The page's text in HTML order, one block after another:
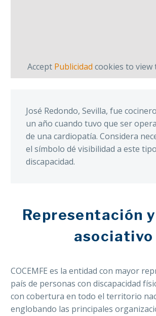
Accept Publicidad cookies to view
José Redondo, Sevilla, fue
un año cuando tuvo que ser
de una cardiopatía. Considera
el símbolo dé visibilidad a este
discapacidad.
Representación
asociativo
COCEMFE es la entidad con mayor
país de personas con discapacidad
con cobertura en todo el territorio
englobando las principales